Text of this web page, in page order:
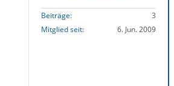
Beiträge
3
Mitglied seit
6. Jun. 2009